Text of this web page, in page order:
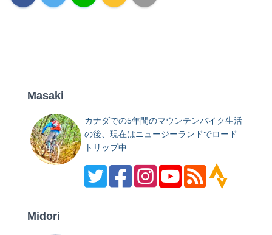
Masaki
カナダでの5年間のマウンテンバイク生活
の後、現在はニュージーランドでロード
トリップ中
Midori